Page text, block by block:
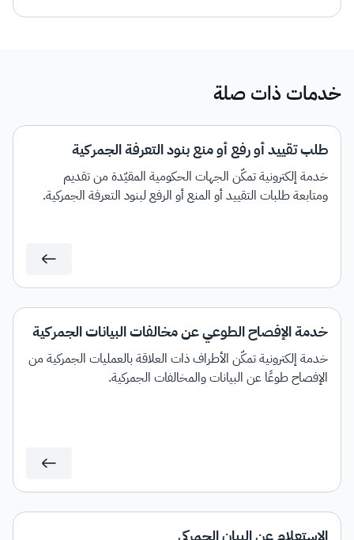
خدمات ذات صلة
طلب تقييد أو رفع أو منع بنود التعرفة الجمركية
خدمة إلكترونية تمكّن الجهات الحكومية المقيّدة من تقديم
ومتابعة طلبات التقييد أو المنع أو الرفع لبنود التعرفة الجمركية.
خدمة الإفصاح الطوعي عن مخالفات البيانات الجمركية
خدمة إلكترونية تمكّن الأطراف ذات العلاقة بالعمليات الجمركية من
الإفصاح طوعًا عن البيانات والمخالفات الجمركية.
الاستعلام عن البيان الجمركي